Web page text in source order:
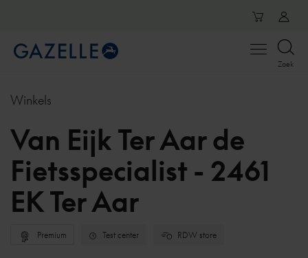
Open
Zoek
Winkels
Van Eijk Ter Aar de
Fietsspecialist - 2461
EK Ter Aar
Premium Test center RDW store